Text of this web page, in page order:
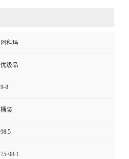
阿科玛
优级品
9-8
桶装
98.5
75-08-1